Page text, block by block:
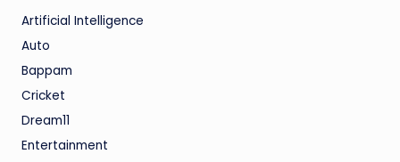
Artificial Intelligence
Auto
Bappam
Cricket
Dream11
Entertainment